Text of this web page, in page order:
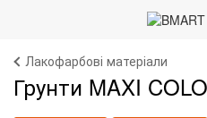
Лакофарбові матеріали
Грунти MAXI